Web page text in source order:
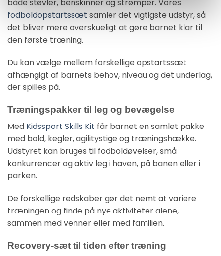
både støvler, benskinner og strømper. Vores
fodboldopstartssæt samler det vigtigste udstyr, så
det bliver mere overskueligt at gøre barnet klar til
den første træning.
Du kan vælge mellem forskellige opstartssæt
afhængigt af barnets behov, niveau og det underlag,
der spilles på.
Træningspakker til leg og bevægelse
Med Kidssport Skills Kit får barnet en samlet pakke
med bold, kegler, agilitystige og træningshække.
Udstyret kan bruges til fodboldøvelser, små
konkurrencer og aktiv leg i haven, på banen eller i
parken.
De forskellige redskaber gør det nemt at variere
træningen og finde på nye aktiviteter alene,
sammen med venner eller med familien.
Recovery-sæt til tiden efter træning